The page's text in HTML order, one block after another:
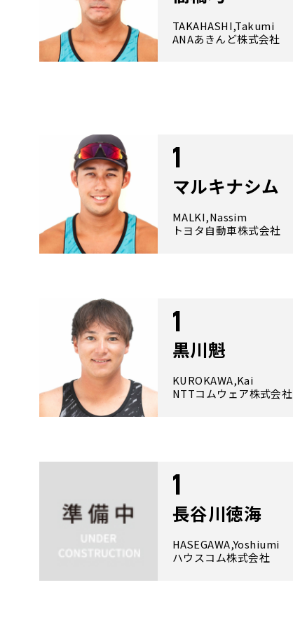
TAKAHASHI,Takumi
ANAあきんど株式会社
1
マルキナシム
MALKI,Nassim
トヨタ自動車株式会社
1
黒川魁
KUROKAWA,Kai
NTTコムウェア株式会社
1
長谷川徳海
HASEGAWA,Yoshiumi
ハウスコム株式会社